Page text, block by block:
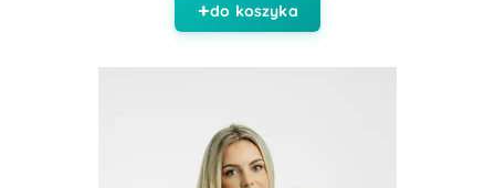
do koszyka